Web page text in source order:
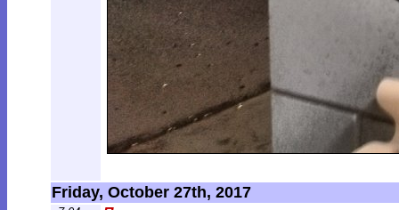
Friday, October 27th, 2017